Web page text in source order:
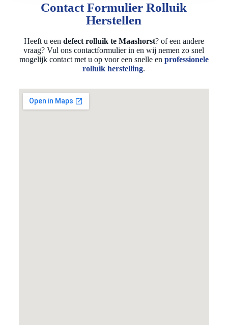
Contact Formulier Rolluik
Herstellen
Heeft u een defect rolluik te Maashorst? of een andere
vraag? Vul ons contactformulier in en wij nemen zo snel
mogelijk contact met u op voor een snelle en professionele
rolluik herstelling.